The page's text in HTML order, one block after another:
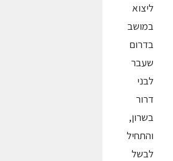
ליצוא
במושב
בדרום
שעבר
לבני
דרור
בשרון,
והתחיל
לבשל